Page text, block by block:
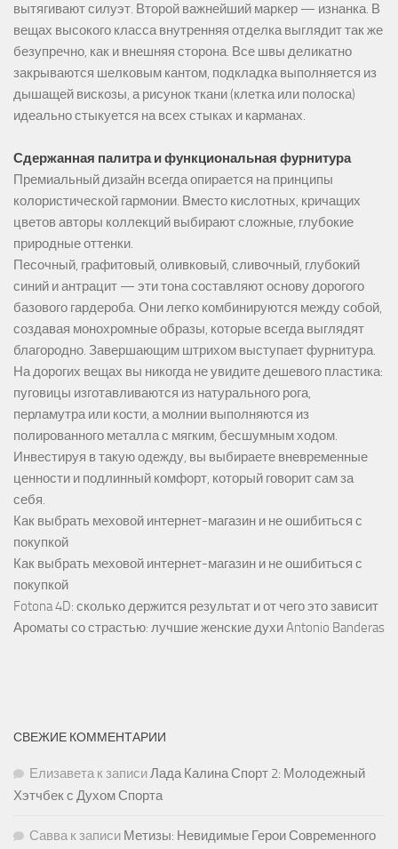
вытягивают силуэт. Второй важнейший маркер — изнанка. В
вещах высокого класса внутренняя отделка выглядит так же
безупречно, как и внешняя сторона. Все швы деликатно
закрываются шелковым кантом, подкладка выполняется из
дышащей вискозы, а рисунок ткани (клетка или полоска)
идеально стыкуется на всех стыках и карманах.
Сдержанная палитра и функциональная фурнитура
Премиальный дизайн всегда опирается на принципы
колористической гармонии. Вместо кислотных, кричащих
цветов авторы коллекций выбирают сложные, глубокие
природные оттенки.
Песочный, графитовый, оливковый, сливочный, глубокий
синий и антрацит — эти тона составляют основу дорогого
базового гардероба. Они легко комбинируются между собой,
создавая монохромные образы, которые всегда выглядят
благородно. Завершающим штрихом выступает фурнитура.
На дорогих вещах вы никогда не увидите дешевого пластика:
пуговицы изготавливаются из натурального рога,
перламутра или кости, а молнии выполняются из
полированного металла с мягким, бесшумным ходом.
Инвестируя в такую одежду, вы выбираете вневременные
ценности и подлинный комфорт, который говорит сам за
себя.
Как выбрать меховой интернет-магазин и не ошибиться с
покупкой
Как выбрать меховой интернет-магазин и не ошибиться с
покупкой
Fotona 4D: сколько держится результат и от чего это зависит
Ароматы со страстью: лучшие женские духи Antonio Banderas
СВЕЖИЕ КОММЕНТАРИИ
Елизаветак записиЛада Калина Спорт 2: Молодежный
Хэтчбек с Духом Спорта
Саввак записи Метизы: Невидимые Герои Современного